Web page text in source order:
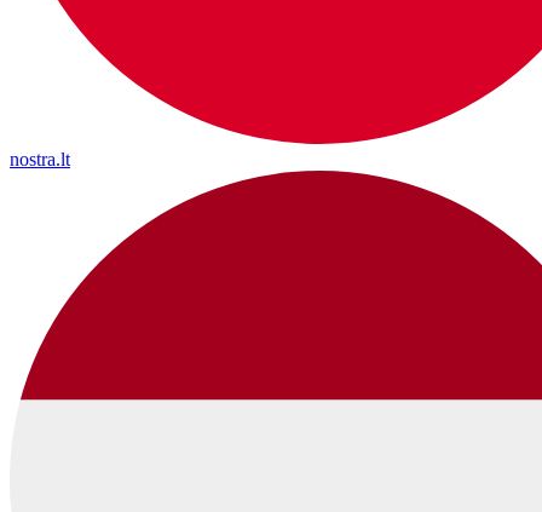
nostra.lt